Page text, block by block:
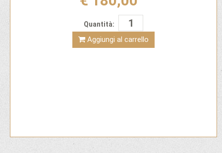
Quantità:
Aggiungi al carrello